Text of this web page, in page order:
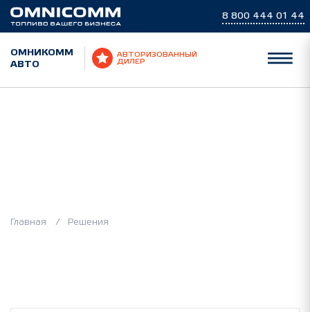
8 800 444 01 44
ОМНИКОММ
АВТО
АВТОРИЗОВАННЫЙ
ДИЛЕР
Главная Решения